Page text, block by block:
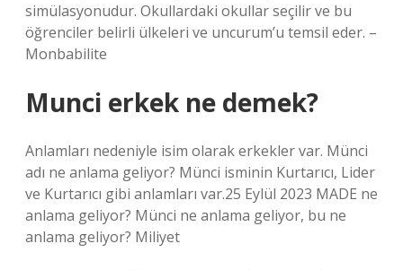
simülasyonudur. Okullardaki okullar seçilir ve bu
öğrenciler belirli ülkeleri ve uncurum’u temsil eder. –
Monbabilite
Munci erkek ne demek?
Anlamları nedeniyle isim olarak erkekler var. Münci
adı ne anlama geliyor? Münci isminin Kurtarıcı, Lider
ve Kurtarıcı gibi anlamları var.25 Eylül 2023 MADE ne
anlama geliyor? Münci ne anlama geliyor, bu ne
anlama geliyor? Miliyet